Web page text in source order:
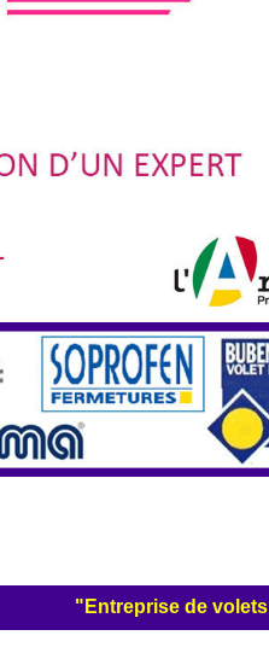
"Entreprise de